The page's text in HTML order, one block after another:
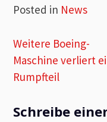
Posted in News
Weitere Boeing-
Maschine verliert
Rumpfteil
Schreibe